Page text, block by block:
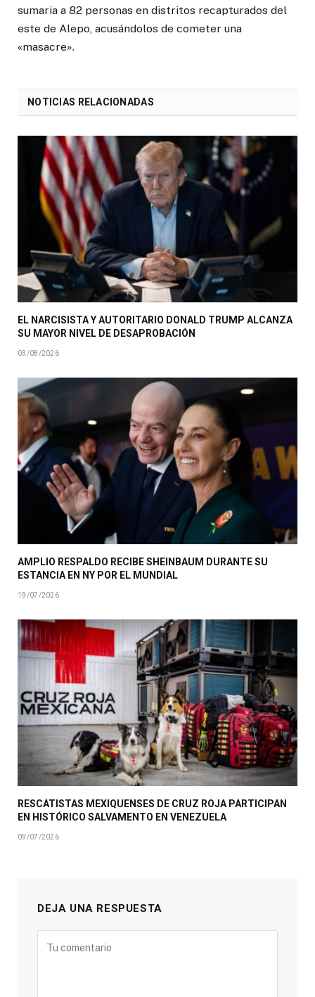
sumaria a 82 personas en distritos recapturados del
este de Alepo, acusándolos de cometer una
«masacre».
NOTICIAS RELACIONADAS
EL NARCISISTA Y AUTORITARIO DONALD TRUMP ALCANZA
SU MAYOR NIVEL DE DESAPROBACIÓN
03/08/2026
AMPLIO RESPALDO RECIBE SHEINBAUM DURANTE SU
ESTANCIA EN NY POR EL MUNDIAL
19/07/2026
RESCATISTAS MEXIQUENSES DE CRUZ ROJA PARTICIPAN
EN HISTÓRICO SALVAMENTO EN VENEZUELA
09/07/2026
DEJA UNA RESPUESTA